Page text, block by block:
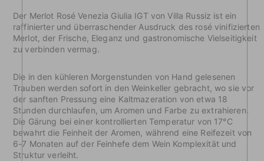
Der Merlot Rosé Venezia Giulia IGT von Villa Russiz ist ein
raffinierter und überraschender Ausdruck des rosé vinifizierten
Merlot, der Frische, Eleganz und gastronomische Vielseitigkeit
zu verbinden vermag.
Die in den kühleren Morgenstunden von Hand gelesenen
Trauben werden sofort in den Weinkeller gebracht, wo sie vor
der sanften Pressung eine Kaltmazeration von etwa 18
Stunden durchlaufen, um Aromen und Farbe zu extrahieren.
Die Gärung bei einer kontrollierten Temperatur von 17°C
bewahrt die Feinheit der Aromen, während eine Reifezeit von
6-7 Monaten auf der Feinhefe dem Wein Komplexität und
Struktur verleiht.